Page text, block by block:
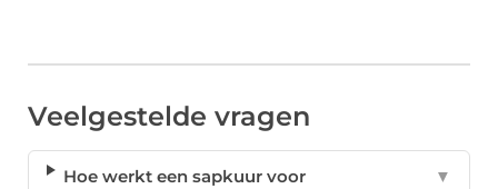
Veelgestelde vragen
Hoe werkt een sapkuur voor
▼